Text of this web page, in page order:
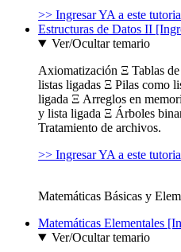
>> Ingresar YA a este
Estructuras de Datos II
Ver/Ocultar temario
Axiomatización Ξ Tablas
listas ligadas Ξ Pilas como
ligada Ξ Arreglos en
y lista ligada Ξ Árboles
Tratamiento de archivos.
>> Ingresar YA a este
Matemáticas Básicas y
Matemáticas Elementales
Ver/Ocultar temario